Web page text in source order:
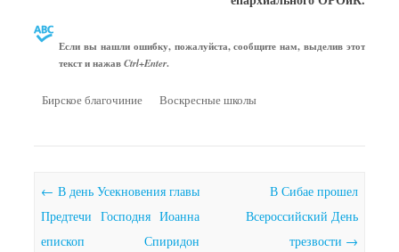
Если вы нашли ошибку, пожалуйста, сообщите нам, выделив этот
текст и нажавCtrl+Enter.
Бирское благочиние Воскресные школы
Почтовая навигация
← В день Усекновения главы
Предтечи Господня Иоанна
епископ Спиридон
В Сибае прошел
Всероссийский День
трезвости →